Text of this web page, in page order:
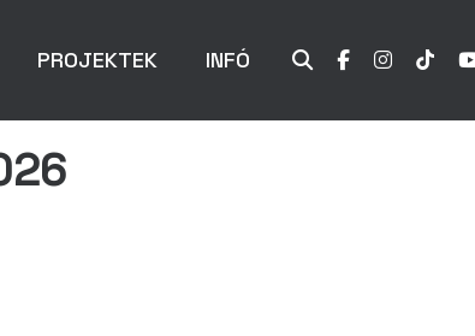
PROJEKTEK INFÓ